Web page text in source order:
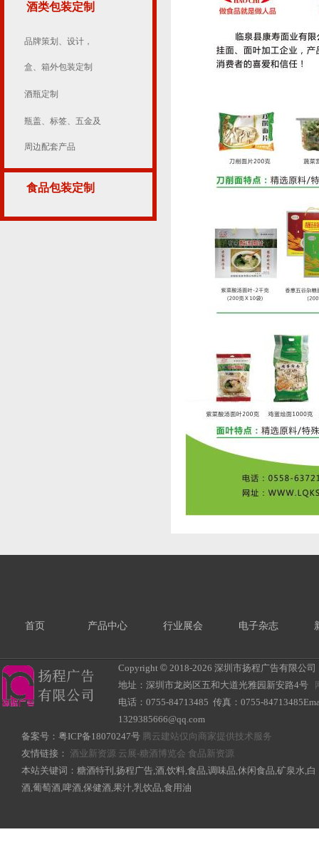
酒类包装定制
品牌策划、设计，
盒、箱外包装定制
酒瓶定制
瓶盖、标签、五金及
周边配套产品
食品包装定制
首页 产品中心 行业展会 电子杂志
Copyright © 2018-2026 深圳市扬程广告有限公
地址：深圳市龙岗区五和大道光雅园新安路4号
电话：0755-84713485 传真：0755-
1329385666@qq.com
备案号： 粤ICP备18070247号 腾云建站仅向商家提供技术服务
友情链接： 酒业新资源 云展-糖酒博览会 食品新资源
本站关键词：糖酒特刊,扬程广告,酒,饮料,食品,调味品,休闲食品,矿泉水,白
酒,葡萄酒,啤酒,保健酒,果汁,乳饮品,食用油